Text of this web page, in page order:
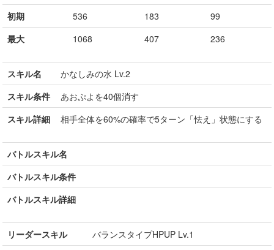
初期
536 183
99
最大
1068 407 236
スキル名
かなしみの水 Lv.2
スキル条件
あおぷよを40個消す
スキル詳細
相手全体を60%の確率で5ターン「怯え」状態にする
バトルスキル名
バトルスキル条件
バトルスキル詳細
リーダースキル
バランスタイプHPUP Lv.1